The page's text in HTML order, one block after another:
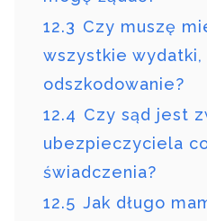
12.3 Czy muszę
wszystkie
odszkodowanie?
12.4 Czy sąd jest
ubezpieczyciela
świadczenia?
12.5 Jak długo